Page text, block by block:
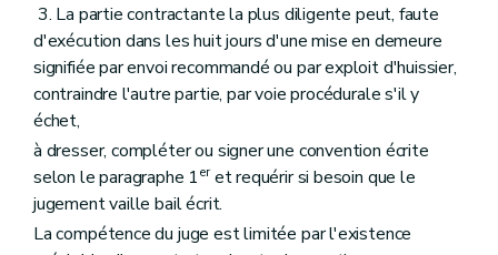
3. La partie contractante la plus diligente peut, faute
d'exécution dans les huit jours d'une mise en demeure
signifiée par envoi recommandé ou par exploit d'huissier,
contraindre l'autre partie, par voie procédurale s'il y
échet,
à dresser, compléter ou signer une convention écrite
selon le paragraphe 1eret requérir si besoin que le
jugement vaille bail écrit.
La compétence du juge est limitée par l'existence